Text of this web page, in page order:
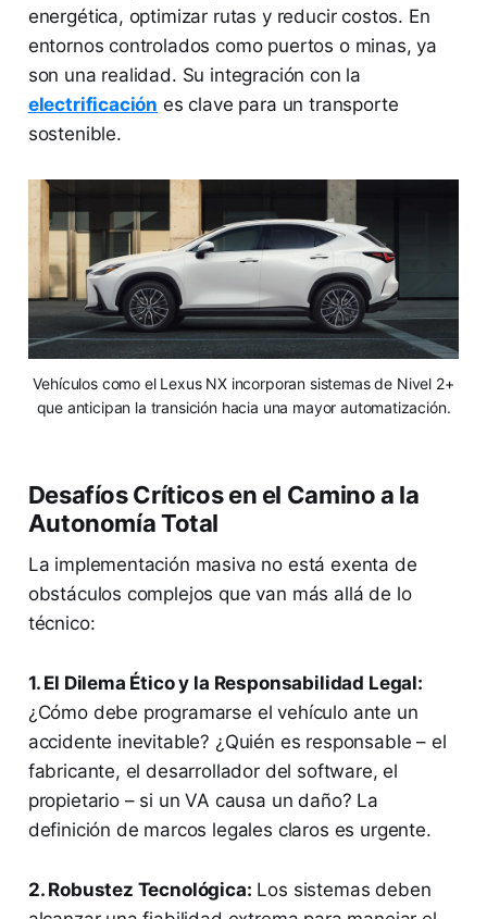
energética, optimizar rutas y reducir costos. En
entornos controlados como puertos o minas, ya
son una realidad. Su integración con la
electrificación es clave para un transporte
sostenible.
Vehículos como el Lexus NX incorporan sistemas de Nivel 2+
que anticipan la transición hacia una mayor automatización.
Desafíos Críticos en el Camino a la
Autonomía Total
La implementación masiva no está exenta de
obstáculos complejos que van más allá de lo
técnico:
1. El Dilema Ético y la Responsabilidad Legal:
¿Cómo debe programarse el vehículo ante un
accidente inevitable? ¿Quién es responsable – el
fabricante, el desarrollador del software, el
propietario – si un VA causa un daño? La
definición de marcos legales claros es urgente.
2. Robustez Tecnológica: Los sistemas deben